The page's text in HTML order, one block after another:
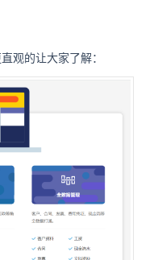
观的让大家了解：